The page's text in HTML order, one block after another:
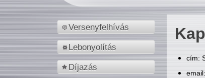
Versenyfelhívás
Lebonyolítás
Díjazás
cím: